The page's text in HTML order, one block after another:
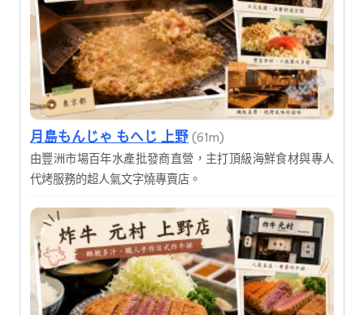
月島もんじゃ もへじ 上野 (61m)
由豐洲市場百年水產批發商直營，主打頂級海鮮食材與專人
代烤服務的超人氣文字燒專賣店。